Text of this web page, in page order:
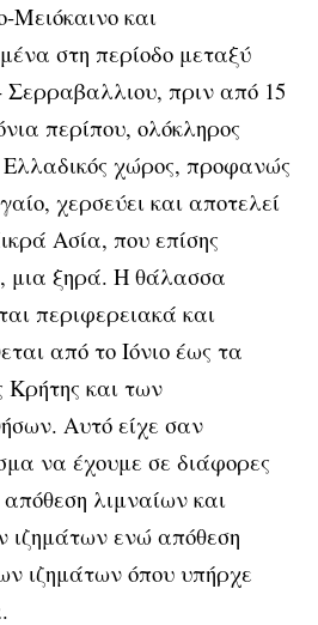
Μειόκαινο και
στη περίοδο μεταξύ
Σερραβαλλιου, πριν από 15
περίπου, ολόκληρος
Ελλαδικός χώρος, προφανώς
χερσεύει και αποτελεί
Ασία, που επίσης
μια ξηρά. Η θάλασσα
περιφερειακά και
από το Ιόνιο έως τα
Κρήτης και των
Αυτό είχε σαν
να έχουμε σε διάφορες
απόθεση λιμναίων και
ιζημάτων ενώ απόθεση
ιζημάτων όπου υπήρχε